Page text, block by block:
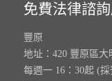
免費法律諮
豐原
地址：420 豐原區大
每週一 16：30起 (